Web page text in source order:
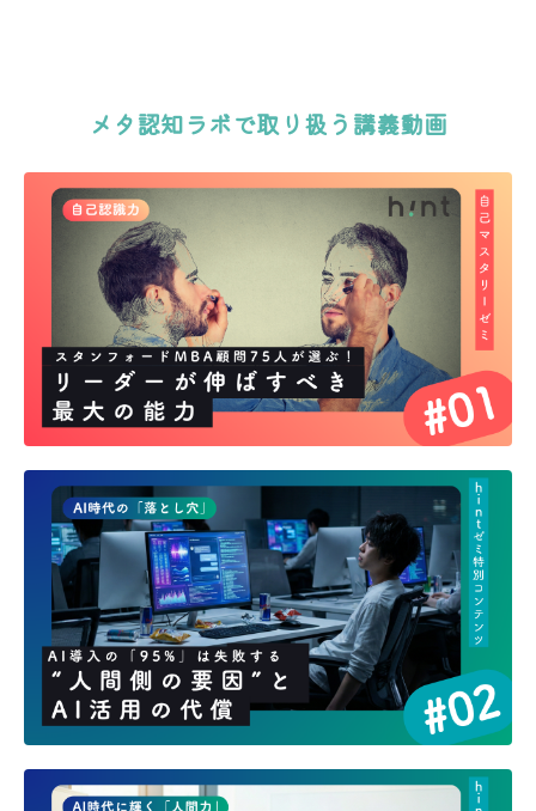
メタ認知ラボで取り扱う講義動画